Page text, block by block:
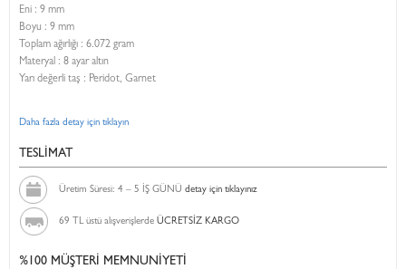
Eni : 9 mm
Boyu : 9 mm
Toplam ağırlığı : 6.072 gram
Materyal : 8 ayar altın
Yarı değerli taş : Peridot, Garnet
Daha fazla detay için tıklayın
TESLİMAT
Üretim Süresi: 4 – 5 İŞ GÜNÜ detay için tıklayınız
69 TL üstü alışverişlerde ÜCRETSİZ KARGO
%100 MÜŞTERİ MEMNUNİYETİ